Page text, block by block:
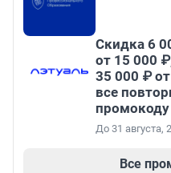
Скидка 6
от 15 000
35 000 ₽
все
До 31 августа,
Все